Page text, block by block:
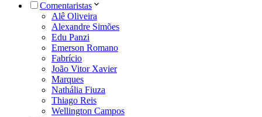
Comentaristas
Alê Oliveira
Alexandre Simões
Edu Panzi
Emerson Romano
Fabrício
João Vitor Xavier
Marques
Nathália Fiuza
Thiago Reis
Wellington Campos